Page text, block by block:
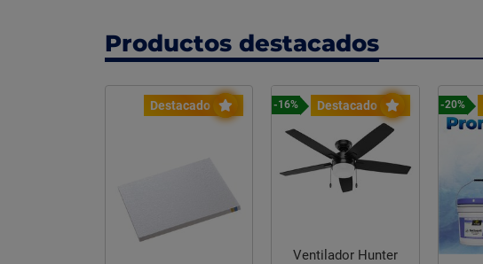
Productos destacados
Destacado Destacado
-16%
Ventilador Hunter
-20%